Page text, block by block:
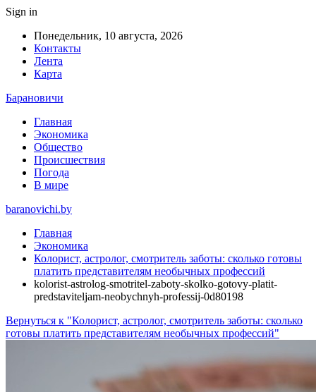
Sign in
Понедельник, 10 августа, 2026
Контакты
Лента
Карта
Барановичи
Главная
Экономика
Общество
Происшествия
Погода
В мире
baranovichi.by
Главная
Экономика
Колорист, астролог, смотритель заботы: сколько готовы
платить представителям необычных профессий
kolorist-astrolog-smotritel-zaboty-skolko-gotovy-platit-
predstaviteljam-neobychnyh-professij-0d80198
Вернуться к "Колорист, астролог, смотритель заботы: сколько
готовы платить представителям необычных профессий"